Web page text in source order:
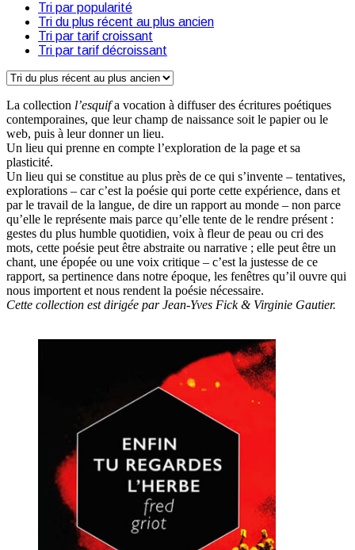
Tri par popularité
Tri du plus récent au plus ancien
Tri par tarif croissant
Tri par tarif décroissant
La collection l’esquifa vocation à diffuser des écritures poétiques
contemporaines, que leur champ de naissance soit le papier ou le
web, puis à leur donner un lieu.
Un lieu qui prenne en compte l’exploration de la page et sa
plasticité.
Un lieu qui se constitue au plus près de ce qui s’invente – tentatives,
explorations – car c’est la poésie qui porte cette expérience, dans et
par le travail de la langue, de dire un rapport au monde – non parce
qu’elle le représente mais parce qu’elle tente de le rendre présent :
gestes du plus humble quotidien, voix à fleur de peau ou cri des
mots, cette poésie peut être abstraite ou narrative ; elle peut être un
chant, une épopée ou une voix critique – c’est la justesse de ce
rapport, sa pertinence dans notre époque, les fenêtres qu’il ouvre qui
nous importent et nous rendent la poésie nécessaire.
Cette collection est dirigée par Jean-Yves Fick & Virginie Gautier.